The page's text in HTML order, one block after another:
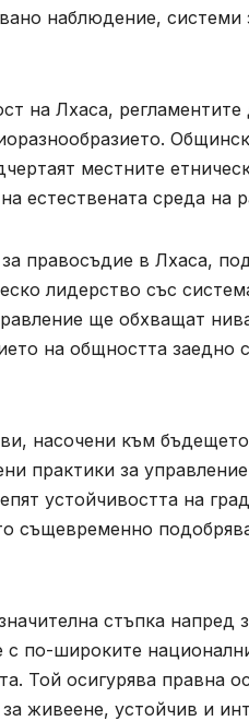
наблюдение,
на Лхаса,
местните
естествената среда на
правосъдие в Лхаса,
лидерство със
ще обхващат
на общността заедно
насочени към
практики за
устойчивостта на
същевременно
стъпка напред
по-широките
Той осигурява правна
живеене, устойчив и